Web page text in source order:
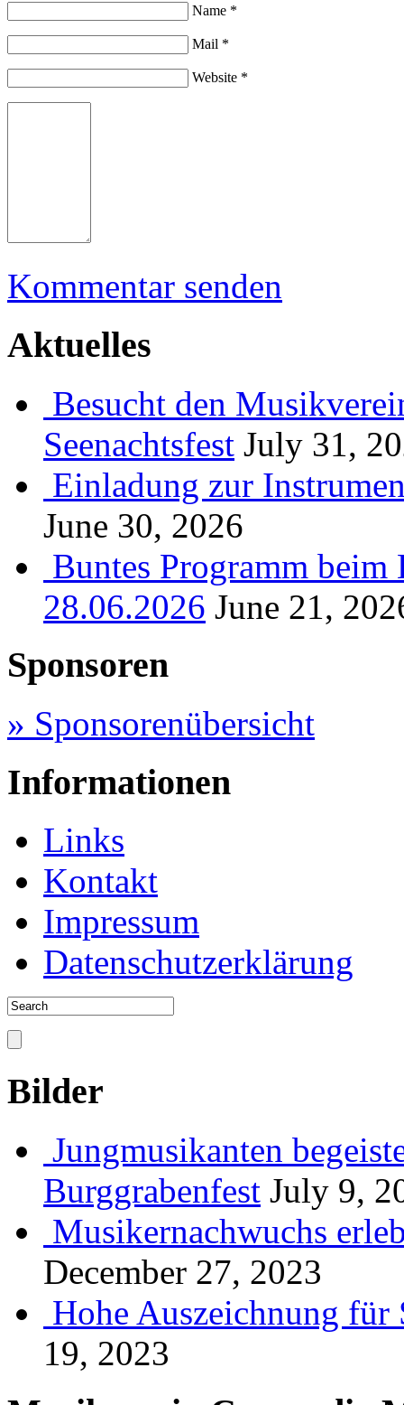
Name *
Mail *
Website *
Kommentar senden
Aktuelles
Besucht den
Seenachtsfest July 31,
Einladung zur
June 30, 2026
Buntes Programm
28.06.2026 June 21,
Sponsoren
» Sponsorenübersicht
Informationen
Links
Kontakt
Impressum
Datenschutzerklärung
Bilder
Jungmusikanten
Burggrabenfest July 9,
Musikernachwuchs
December 27, 2023
Hohe Auszeichnung für
19, 2023